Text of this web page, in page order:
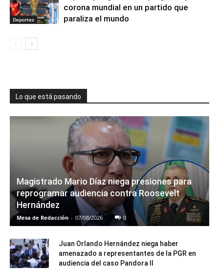
Deportes
corona mundial en un partido que
paraliza el mundo
Lo que está pasando
Magistrado Mario Díaz niega presiones para
reprogramar audiencia contra Roosevelt
Hernández
Mesa de Redacción - 07/08/2026 0
Juan Orlando Hernández niega haber
amenazado a representantes de la PGR en
audiencia del caso Pandora II